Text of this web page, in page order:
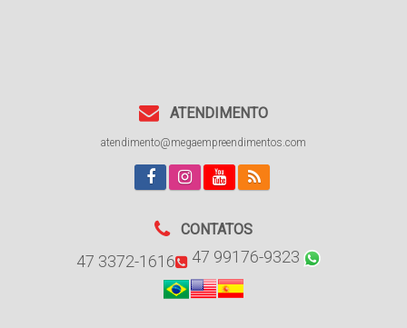
ATENDIMENTO
atendimento@megaempreendimentos.com
CONTATOS
47 3372-1616 47 99176-9323